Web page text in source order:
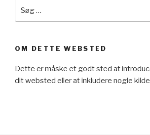
efter:
OM DETTE WEBSTED
Dette er måske et godt sted at
dit websted eller at inkludere nogle